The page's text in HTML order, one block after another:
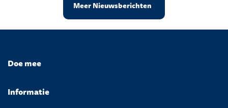
Meer Nieuwsberichten
Doe mee
Informatie